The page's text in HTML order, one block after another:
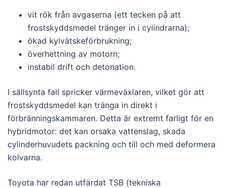
vit rök från avgaserna (ett tecken på att
frostskyddsmedel tränger in i cylindrarna);
ökad kylvätskeförbrukning;
överhettning av motorn;
instabil drift och detonation.
I sällsynta fall spricker värmeväxlaren, vilket gör att
frostskyddsmedel kan tränga in direkt i
förbränningskammaren. Detta är extremt farligt för en
hybridmotor: det kan orsaka vattenslag, skada
cylinderhuvudets packning och till och med deformera
kolvarna.
Toyota har redan utfärdat TSB (tekniska